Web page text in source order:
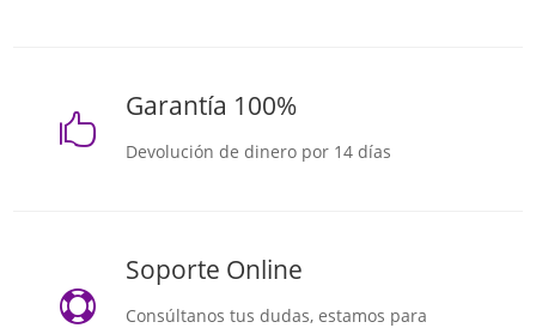

Garantía 100%
Devolución de dinero por 14 días

Soporte Online
Consúltanos tus dudas, estamos para